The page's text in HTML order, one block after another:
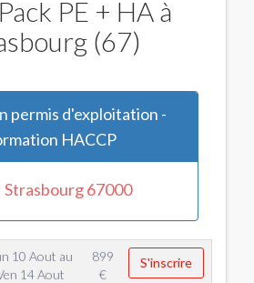
PE + HA à
(67)
permis d'exploitation -
HACCP
Strasbourg 67000
10 Aout au
14 Aout
899
€
S'inscrire